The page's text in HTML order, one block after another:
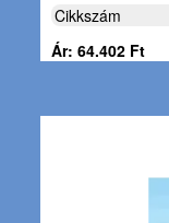
Cikkszám
Ár: 64.402 Ft